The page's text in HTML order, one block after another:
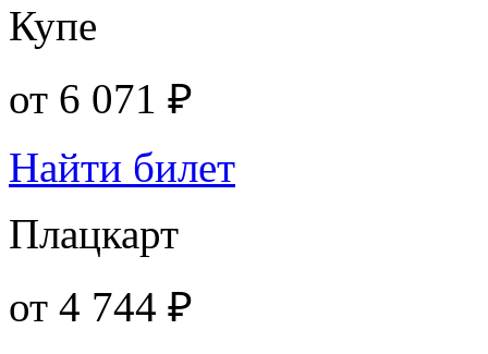
Купе
от 6 071 ₽
Найти билет
Плацкарт
от 4 744 ₽